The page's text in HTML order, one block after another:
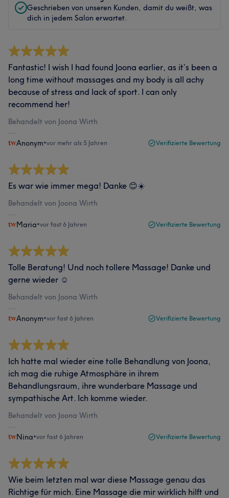
Geschrieben von unseren Kunden, damit du weißt, was
dich in jedem Salon erwartet.
Fantastic! I wish I had found Joona earlier, as it’s been a
long time without massages and my body is all achy
because of stress and lack of sport. I can only
recommend her!
Behandelt von Joona Wirth
Anonym•vor mehr als 5 Jahren Verifizierte Bewertung
Es war wie immer mega! Danke 😊☀️
Behandelt von Joona Wirth
Maria•vor fast 6 Jahren Verifizierte Bewertung
Tolle Beratung! Und noch tollere Massage! Danke und
gerne wieder ☺️
Behandelt von Joona Wirth
Anonym•vor fast 6 Jahren Verifizierte Bewertung
Ich hatte mal wieder eine tolle Behandlung von Joona,
ich mag die ruhige Atmosphäre in ihrem
Behandlungsraum, ihre wunderbare Massage und
sympathische Art. Ich komme wieder.
Behandelt von Joona Wirth
Nina•vor fast 6 Jahren Verifizierte Bewertung
Wie beim letzten mal war diese Massage genau das
Richtige für mich. Eine Massage die mir wirklich hilft und